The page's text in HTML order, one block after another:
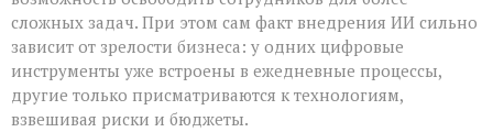
сложных задач. При этом сам факт внедрения ИИ сильно
зависит от зрелости бизнеса: у одних цифровые
инструменты уже встроены в ежедневные процессы,
другие только присматриваются к технологиям,
взвешивая риски и бюджеты.